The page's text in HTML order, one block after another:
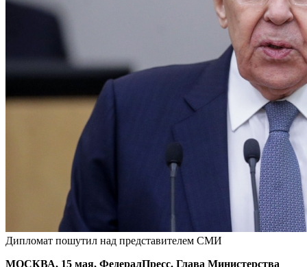
Дипломат пошутил над представителем СМИ
МОСКВА, 15 мая, ФедералПресс. Глава Министерства